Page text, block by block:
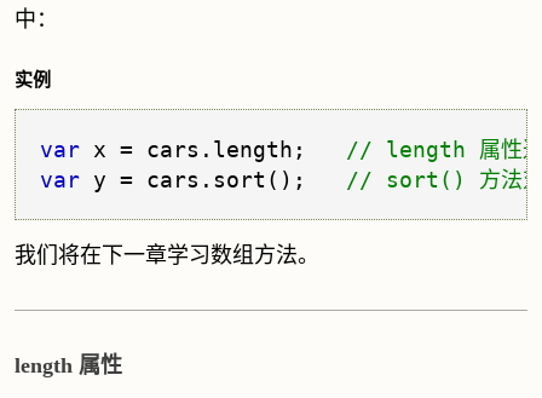
中：
实例
var x = cars. length ;
var y = cars. sort ();
我们将在下一章学习数组方法。
length 属性